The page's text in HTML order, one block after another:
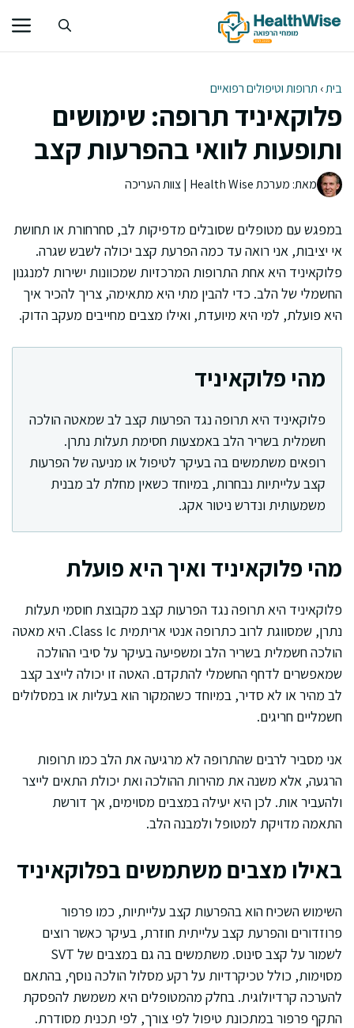
לתוכן
בית› תרופות וטיפולים רפואיים
פלוקאיניד תרופה: שימושים
ותופעות לוואי בהפרעות קצב
מאת: מערכת Health Wise | צוות העריכה
במפגש עם מטופלים שסובלים מדפיקות לב, סחרחורת או תחושת
אי יציבות, אני רואה עד כמה הפרעת קצב יכולה לשבש שגרה.
פלוקאיניד היא אחת התרופות המרכזיות שמכוונות ישירות למנגנון
החשמלי של הלב. כדי להבין מתי היא מתאימה, צריך להכיר איך
היא פועלת, למי היא מיועדת, ואילו מצבים מחייבים מעקב הדוק.
מהי פלוקאיניד
פלוקאיניד היא תרופה נגד הפרעות קצב לב שמאטה הולכה
חשמלית בשריר הלב באמצעות חסימת תעלות נתרן.
רופאים משתמשים בה בעיקר לטיפול או מניעה של הפרעות
קצב עלייתיות נבחרות, במיוחד כשאין מחלת לב מבנית
משמעותית ונדרש ניטור אקג.
מהי פלוקאיניד ואיך היא פועלת
פלוקאיניד היא תרופה נגד הפרעות קצב מקבוצת חוסמי תעלות
נתרן, שמסווגת לרוב כתרופה אנטי אריתמית Class Ic. היא מאטה
הולכה חשמלית בשריר הלב ומשפיעה בעיקר על סיבי ההולכה
שמאפשרים לדחף החשמלי להתקדם. האטה זו יכולה לייצב קצב
לב מהיר או לא סדיר, במיוחד כשהמקור הוא בעליות או במסלולים
חשמליים חריגים.
אני מסביר לרבים שהתרופה לא מרגיעה את הלב כמו תרופות
הרגעה, אלא משנה את מהירות ההולכה ואת יכולת התאים לייצר
ולהעביר אות. לכן היא יעילה במצבים מסוימים, אך דורשת
התאמה מדויקת למטופל ולמבנה הלב.
באילו מצבים משתמשים בפלוקאיניד
השימוש השכיח הוא בהפרעות קצב עלייתיות, כמו פרפור
פרוזדורים והפרעת קצב עלייתית חוזרת, בעיקר כאשר רוצים
לשמור על קצב סינוס. משתמשים בה גם במצבים של SVT
מסוימות, כולל טכיקרדיות על רקע מסלול הולכה נוסף, בהתאם
להערכה קרדיולוגית. בחלק מהמטופלים היא משמשת להפסקת
התקף פרפור במתכונת טיפול לפי צורך, לפי תכנית מסודרת.